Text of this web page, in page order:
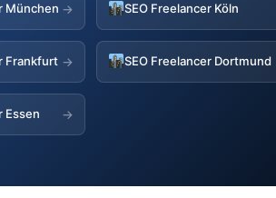
München → SEO Freelancer Köln
Frankfurt → SEO Freelancer Dortmund
Essen →